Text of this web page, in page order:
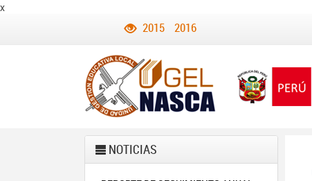
x
2015 2016
NOTICIAS